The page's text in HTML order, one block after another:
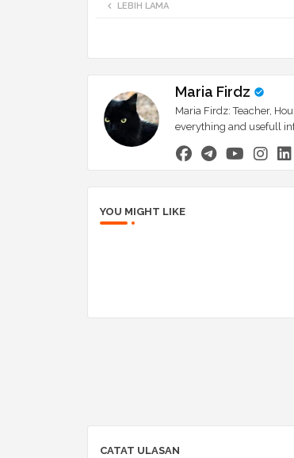
LEBIH LAMA
Maria Firdz
Maria Firdz: Teacher,
everything and usefull
YOU MIGHT LIKE
CATAT ULASAN